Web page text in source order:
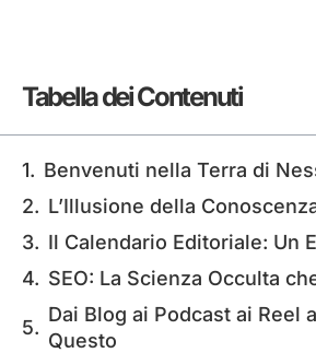
Tabella dei Contenuti
Benvenuti nella Terra di
L’Illusione della
Il Calendario Editoriale: Un
SEO: La Scienza Occulta
Dai Blog ai Podcast ai Reel
Questo